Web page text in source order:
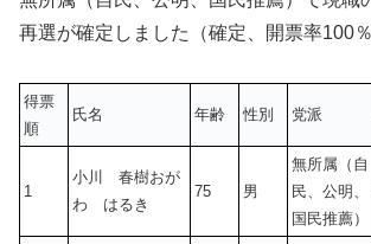
再選が確定しました（確定、開票率100％
得票
順
氏名 年齢 性別 党派
1
小川 春樹おが
わ はるき
75 男
無所属（自
民、公明、
国民推薦）